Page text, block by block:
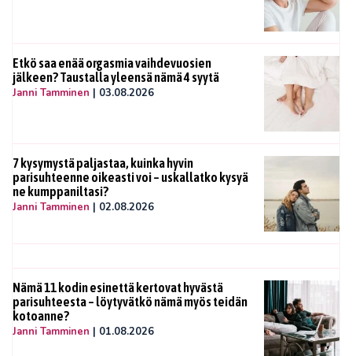
Etkö saa enää orgasmia vaihdevuosien
jälkeen? Taustalla yleensä nämä 4 syytä
Janni Tamminen | 03.08.2026
7 kysymystä paljastaa, kuinka hyvin
parisuhteenne oikeasti voi – uskallatko kysyä
ne kumppaniltasi?
Janni Tamminen | 02.08.2026
Nämä 11 kodin esinettä kertovat hyvästä
parisuhteesta – löytyvätkö nämä myös teidän
kotoanne?
Janni Tamminen | 01.08.2026